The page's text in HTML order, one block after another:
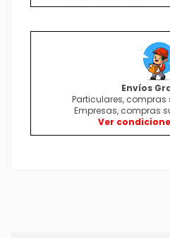
Envíos
Particulares, compras
Empresas, compras
Ver